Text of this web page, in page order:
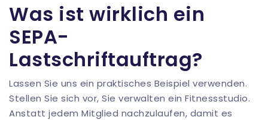
Was ist wirklich ein
SEPA-
Lastschriftauftrag?
Lassen Sie uns ein praktisches Beispiel verwenden.
Stellen Sie sich vor, Sie verwalten ein Fitnessstudio.
Anstatt jedem Mitglied nachzulaufen, damit es